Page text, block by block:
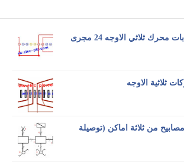
رسم انفرادي وحسابات محرك ثلاثي الاوجه 24 مجرى
ثلاثية الاوجه
من ثلاثة اماكن (توصيلة